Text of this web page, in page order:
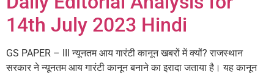
14th July 2023 Hindi
GS PAPER – III न्यूनतम आय गारंटी कानून खबरों में क्यों? राजस्थान
सरकार ने न्यूनतम आय गारंटी कानून बनाने का इरादा जताया है। यह कानून